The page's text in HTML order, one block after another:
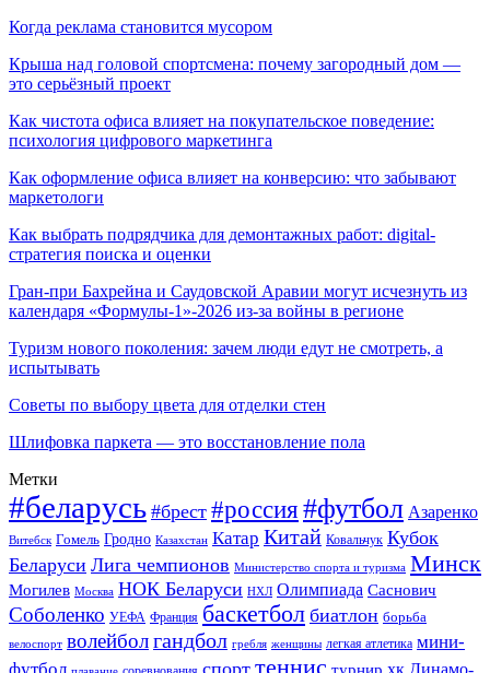
Когда реклама становится мусором
Крыша над головой спортсмена: почему загородный дом —
это серьёзный проект
Как чистота офиса влияет на покупательское поведение:
психология цифрового маркетинга
Как оформление офиса влияет на конверсию: что забывают
маркетологи
Как выбрать подрядчика для демонтажных работ: digital-
стратегия поиска и оценки
Гран-при Бахрейна и Саудовской Аравии могут исчезнуть из
календаря «Формулы-1»-2026 из-за войны в регионе
Туризм нового поколения: зачем люди едут не смотреть, а
испытывать
Советы по выбору цвета для отделки стен
Шлифовка паркета — это восстановление пола
Метки
#беларусь #брест #россия#футбол Азаренко
Витебск Гомель Гродно Казахстан Катар Китай Ковальчук Кубок
Беларуси Лига чемпионов Министерство спорта и туризма Минск
Могилев Москва НОК Беларуси НХЛ Олимпиада Саснович
Соболенко УЕФА Франция баскетбол биатлон борьба
велоспорт волейболгандбол гребля женщины легкая атлетика мини-
спорт теннис хк Динамо-